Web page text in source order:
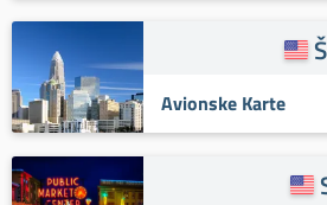
Avionske Karte